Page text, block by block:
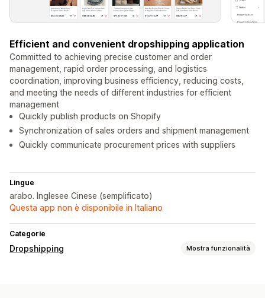
Efficient and convenient dropshipping application
Committed to achieving precise customer and order
management, rapid order processing, and logistics
coordination, improving business efficiency, reducing costs,
and meeting the needs of different industries for efficient
management
Quickly publish products on Shopify
Synchronization of sales orders and shipment management
Quickly communicate procurement prices with suppliers
Lingue
arabo. Inglesee Cinese (semplificato)
Questa app non è disponibile in Italiano
Categorie
Dropshipping Mostra funzionalità